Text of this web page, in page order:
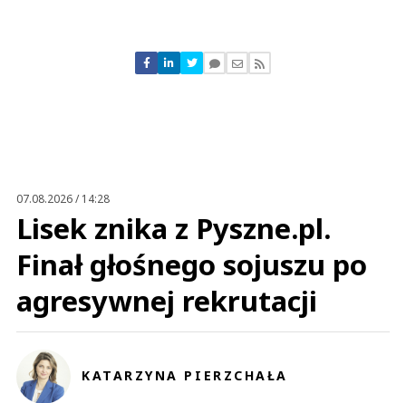
Nie znaleziono komentarzy
Zostaw swoje komentarze
07.08.2026 / 14:28
Lisek znika z Pyszne.pl.
Finał głośnego sojuszu po
agresywnej rekrutacji
KATARZYNA PIERZCHAŁA